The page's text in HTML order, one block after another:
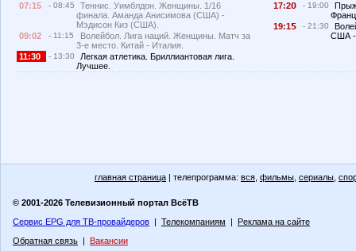
07:15
- 08:45
Теннис. Уимблдон. Женщины. 1/16
финала. Аманда Анисимова (США) -
Мэдисон Киз (США).
09:02
- 11:15
Волейбол. Лига наций. Женщины. Матч за
3-е место. Китай - Италия.
11:30
- 13:30
Легкая атлетика. Бриллиантовая лига.
Лучшее.
17:2
- 19:00
19:1
- 21:30
США -
главная страница | телепрограмма: вся фильмы сериалы
© 2001-2026 Телевизионный портал ВсёТВ
Сервис EPG для ТВ-провайдеров | Телекомпаниям | Реклама на сайте
Обратная связь | Вакансии